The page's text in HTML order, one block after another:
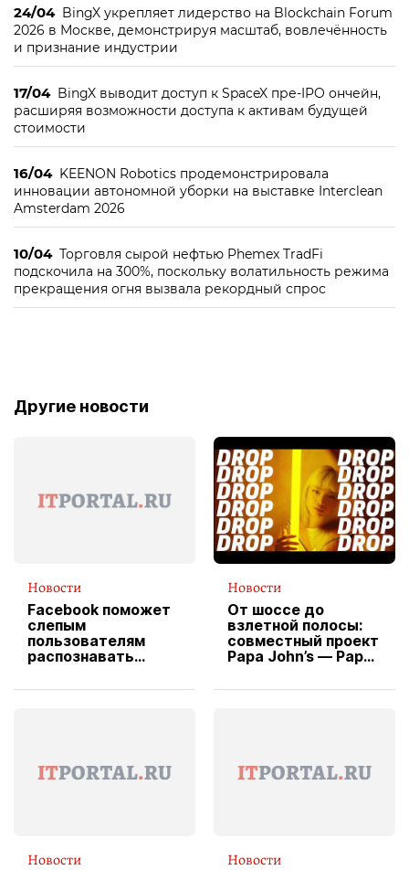
24/04 BingX укрепляет лидерство на Blockchain Forum
2026 в Москве, демонстрируя масштаб, вовлечённость
и признание индустрии
17/04 BingX выводит доступ к SpaceX пре-IPO ончейн,
расширяя возможности доступа к активам будущей
стоимости
16/04 KEENON Robotics продемонстрировала
инновации автономной уборки на выставке Interclean
Amsterdam 2026
10/04 Торговля сырой нефтью Phemex TradFi
подскочила на 300%, поскольку волатильность режима
прекращения огня вызвала рекордный спрос
Другие новости
Новости
Facebook поможет
слепым
пользователям
распознавать
Новости
От шоссе до
взлетной полосы:
совместный проект
Papa John’s — Papa
вводит
Новости Новости